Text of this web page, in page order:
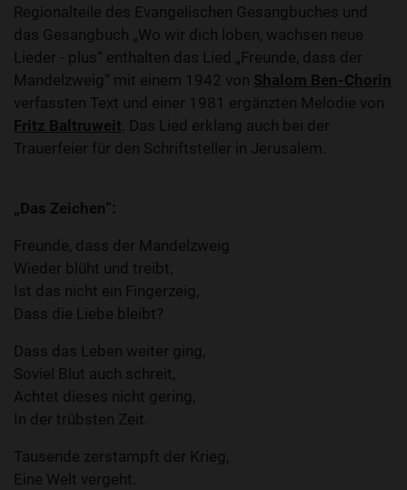
Regionalteile des Evangelischen Gesangbuches und
das Gesangbuch „Wo wir dich loben, wachsen neue
Lieder - plus“ enthalten das Lied „Freunde, dass der
Mandelzweig“ mit einem 1942 von Shalom Ben-Chorin
verfassten Text und einer 1981 ergänzten Melodie von
Fritz Baltruweit . Das Lied erklang auch bei der
Trauerfeier für den Schriftsteller in Jerusalem.
„Das Zeichen“:
Freunde, dass der Mandelzweig
Wieder blüht und treibt,
Ist das nicht ein Fingerzeig,
Dass die Liebe bleibt?
Dass das Leben weiter ging,
Soviel Blut auch schreit,
Achtet dieses nicht gering,
In der trübsten Zeit.
Tausende zerstampft der Krieg,
Eine Welt vergeht.